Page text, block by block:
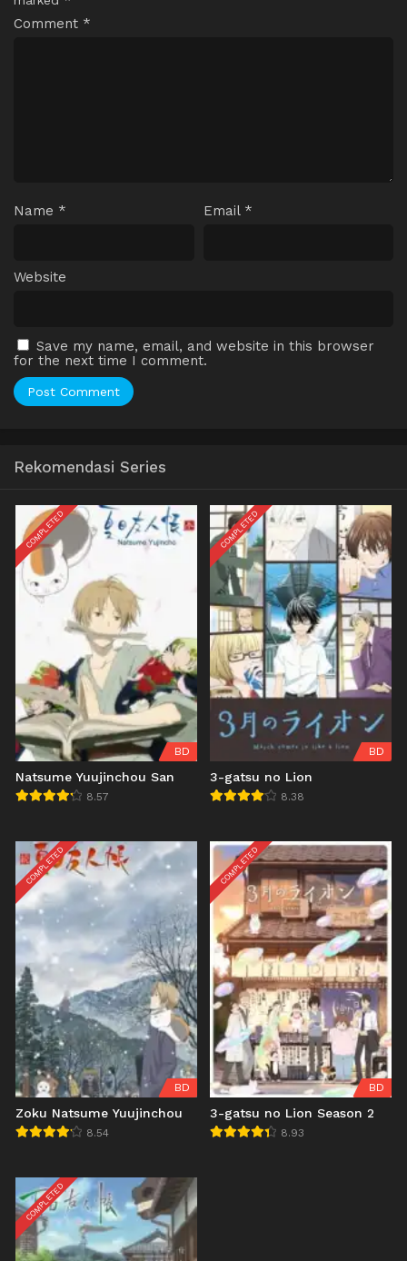
Comment *
Name * Email *
Website
Save my name, email, and website in this browser
for the next time I comment.
Rekomendasi Series
COMPLETED
BD
Natsume Yuujinchou San
8.57
COMPLETED
BD
3-gatsu no Lion
8.38
COMPLETED
BD
Zoku Natsume Yuujinchou
8.54
COMPLETED
BD
3-gatsu no Lion Season 2
8.93
COMPLETED